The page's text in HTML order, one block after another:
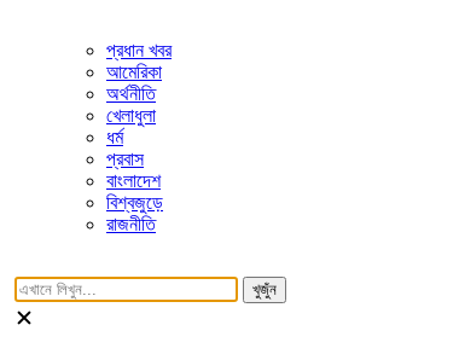
প্রধান খবর
আমেরিকা
অর্থনীতি
খেলাধুলা
ধর্ম
প্রবাস
বাংলাদেশ
বিশ্বজুড়ে
রাজনীতি
খুজুঁন